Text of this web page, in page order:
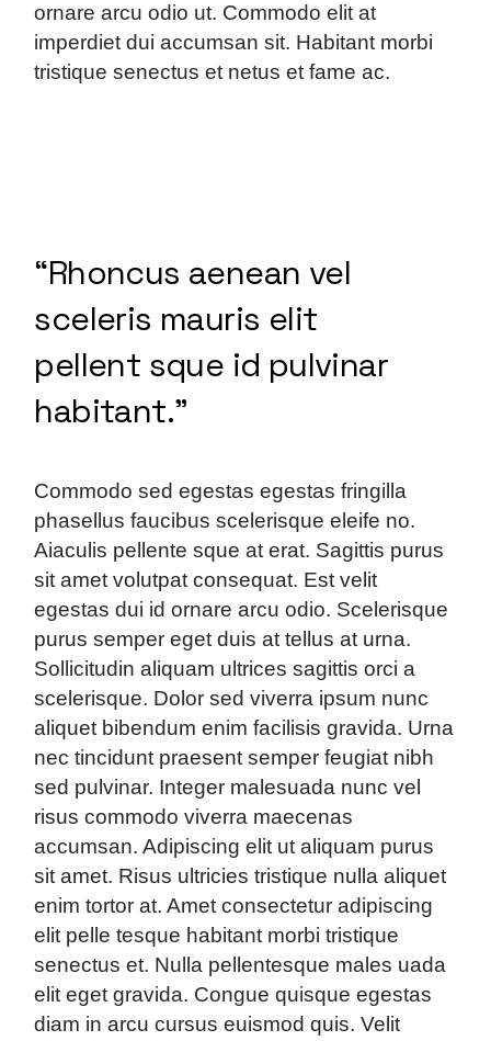
ornare arcu odio ut. Commodo elit at
imperdiet dui accumsan sit. Habitant morbi
tristique senectus et netus et fame ac.
“Rhoncus aenean vel
sceleris mauris elit
pellent sque id pulvinar
habitant.”
Commodo sed egestas egestas fringilla
phasellus faucibus scelerisque eleife no.
Aiaculis pellente sque at erat. Sagittis purus
sit amet volutpat consequat. Est velit
egestas dui id ornare arcu odio. Scelerisque
purus semper eget duis at tellus at urna.
Sollicitudin aliquam ultrices sagittis orci a
scelerisque. Dolor sed viverra ipsum nunc
aliquet bibendum enim facilisis gravida. Urna
nec tincidunt praesent semper feugiat nibh
sed pulvinar. Integer malesuada nunc vel
risus commodo viverra maecenas
accumsan. Adipiscing elit ut aliquam purus
sit amet. Risus ultricies tristique nulla aliquet
enim tortor at. Amet consectetur adipiscing
elit pelle tesque habitant morbi tristique
senectus et. Nulla pellentesque males uada
elit eget gravida. Congue quisque egestas
diam in arcu cursus euismod quis. Velit